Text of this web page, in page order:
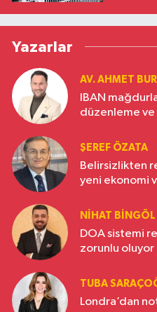
Yazarlar
AV. AHMET
IBAN
düzenleme ve
ŞEREF ÖZATA
Belirsizlikten
yeni ekonomi
NIHAT BINGÖL
DOA sistemi
zorunlu oluyor
TUBA
Londra’dan